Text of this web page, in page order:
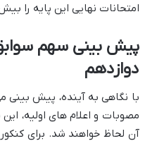
امتحانات نهایی این پایه را
دوازدهم